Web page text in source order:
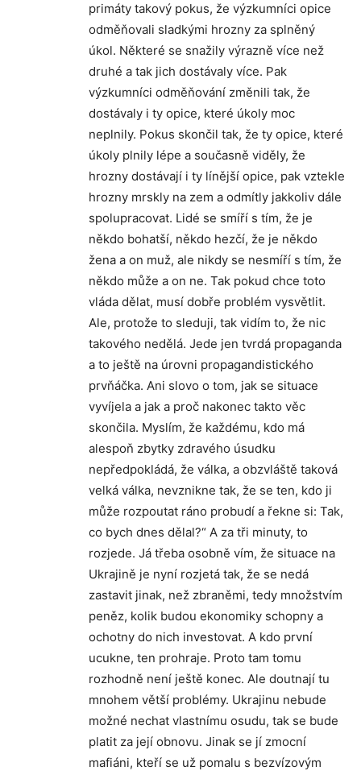
primáty takový pokus, že výzkumníci opice
odměňovali sladkými hrozny za splněný
úkol. Některé se snažily výrazně více než
druhé a tak jich dostávaly více. Pak
výzkumníci odměňování změnili tak, že
dostávaly i ty opice, které úkoly moc
neplnily. Pokus skončil tak, že ty opice, které
úkoly plnily lépe a současně viděly, že
hrozny dostávají i ty línější opice, pak vztekle
hrozny mrskly na zem a odmítly jakkoliv dále
spolupracovat. Lidé se smíří s tím, že je
někdo bohatší, někdo hezčí, že je někdo
žena a on muž, ale nikdy se nesmíří s tím, že
někdo může a on ne. Tak pokud chce toto
vláda dělat, musí dobře problém vysvětlit.
Ale, protože to sleduji, tak vidím to, že nic
takového nedělá. Jede jen tvrdá propaganda
a to ještě na úrovni propagandistického
prvňáčka. Ani slovo o tom, jak se situace
vyvíjela a jak a proč nakonec takto věc
skončila. Myslím, že každému, kdo má
alespoň zbytky zdravého úsudku
nepředpokládá, že válka, a obzvláště taková
velká válka, nevznikne tak, že se ten, kdo ji
může rozpoutat ráno probudí a řekne si: Tak,
co bych dnes dělal?“ A za tři minuty, to
rozjede. Já třeba osobně vím, že situace na
Ukrajině je nyní rozjetá tak, že se nedá
zastavit jinak, než zbraněmi, tedy množstvím
peněz, kolik budou ekonomiky schopny a
ochotny do nich investovat. A kdo první
ucukne, ten prohraje. Proto tam tomu
rozhodně není ještě konec. Ale doutnají tu
mnohem větší problémy. Ukrajinu nebude
možné nechat vlastnímu osudu, tak se bude
platit za její obnovu. Jinak se jí zmocní
mafiáni, kteří se už pomalu s bezvízovým